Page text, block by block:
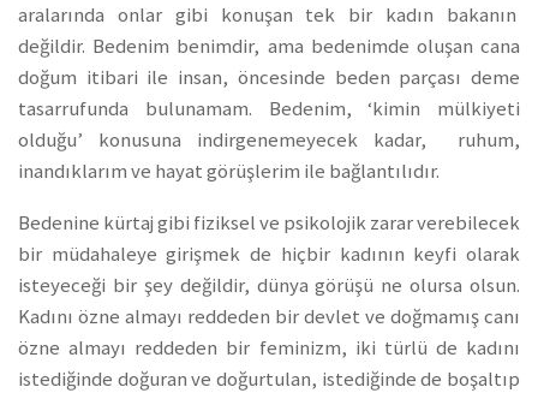
aralarında onlar gibi konuşan tek bir kadın bakanın
değildir. Bedenim benimdir, ama bedenimde oluşan cana
doğum itibari ile insan, öncesinde beden parçası deme
tasarrufunda bulunamam. Bedenim, ‘kimin mülkiyeti
olduğu’ konusuna indirgenemeyecek kadar, ruhum,
inandıklarım ve hayat görüşlerim ile bağlantılıdır.
Bedenine kürtaj gibi fiziksel ve psikolojik zarar verebilecek
bir müdahaleye girişmek de hiçbir kadının keyfi olarak
isteyeceği bir şey değildir, dünya görüşü ne olursa olsun.
Kadını özne almayı reddeden bir devlet ve doğmamış canı
özne almayı reddeden bir feminizm, iki türlü de kadını
istediğinde doğuran ve doğurtulan, istediğinde de boşaltıp